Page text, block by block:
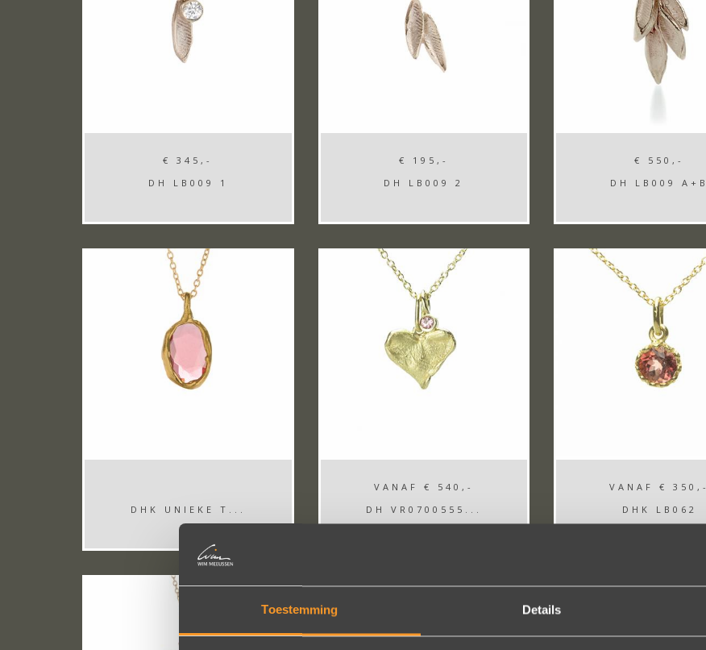
Toestemming Details
€ 345,-
DH LB009 1
€ 195,-
DH LB009 2
€ 550,-
DH LB009 A+B
DHK UNIEKE T...
VANAF
€ 540,-
DH VR0700555...
VANAF
€ 350,-
DHK LB062